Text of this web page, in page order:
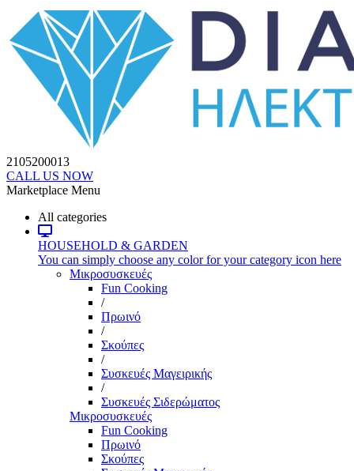
2105200013
CALL US NOW
Marketplace Menu
All categories
HOUSEHOLD & GARDEN
You can simply choose any color for your category icon here
Μικροσυσκευές
Fun Cooking
/
Πρωινό
/
Σκούπες
/
Συσκευές Μαγειρικής
/
Συσκευές Σιδερώματος
Μικροσυσκευές
Fun Cooking
Πρωινό
Σκούπες